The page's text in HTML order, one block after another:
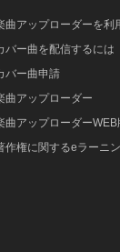
曲アップローダーを利
バー曲を配信するには
バー曲申請
曲アップローダー
曲アップローダーWEB
作権に関するeラーニ